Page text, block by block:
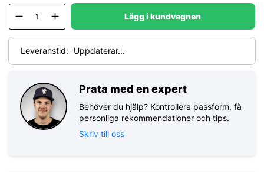
Lägg i kundvagnen
Leveranstid: Uppdaterar...
Prata med en expert
Behöver du hjälp? Kontrollera passform, få
personliga rekommendationer och tips.
Skriv till oss